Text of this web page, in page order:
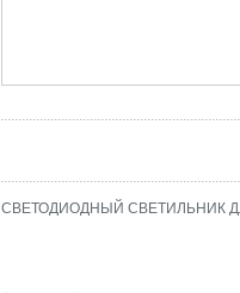
СВЕТОДИОДНЫЙ СВЕТИЛЬНИК